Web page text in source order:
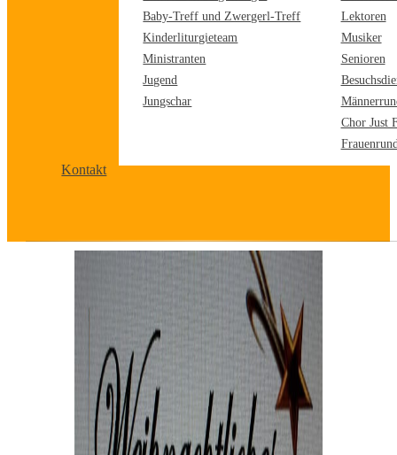
Baby-Treff und Zwergerl-Treff
Kinderliturgieteam
Ministranten
Jugend
Jungschar
Lektoren
Musiker
Senioren
Chor Just
Kontakt